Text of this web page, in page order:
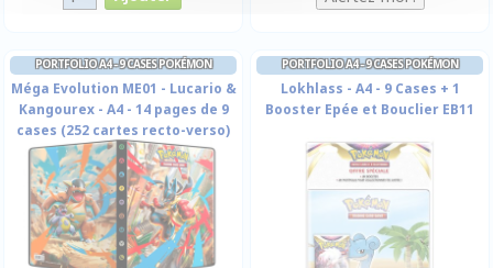
PORTFOLIO A4 - 9 CASES POKÉMON
Méga Evolution ME01 - Lucario &
Kangourex - A4 - 14 pages de 9
cases (252 cartes recto-verso)
PORTFOLIO A4 - 9 CASES POKÉMON
Lokhlass - A4 - 9 Cases + 1
Booster Epée et Bouclier EB11